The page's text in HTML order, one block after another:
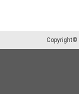
Copyright©